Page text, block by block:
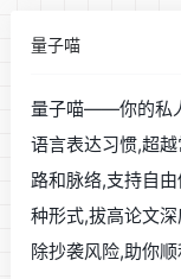
量子喵
量子喵——你的私
语言表达习惯,超
路和脉络,支持自
种形式,拔高论文
除抄袭风险,助你